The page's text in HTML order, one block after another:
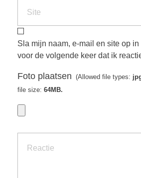
Sla mijn naam, e-mail en site op
voor de volgende keer dat ik
Foto plaatsen (Allowed file types:
file size: 64MB.